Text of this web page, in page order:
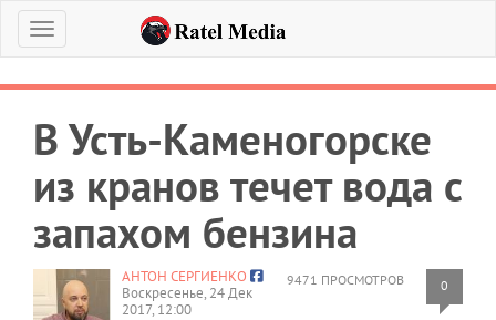
Меню
В Усть-Каменогорске
из кранов течет вода с
запахом бензина
9471 ПРОСМОТРОВ 0
АНТОН СЕРГИЕНКО
Воскресенье, 24 Дек
2017, 12:00